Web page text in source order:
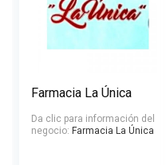
Farmacia La Única
Da clic para información del
negocio: Farmacia La Única